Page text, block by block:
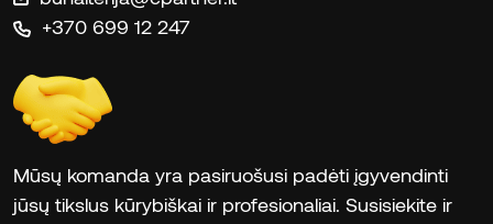
+370 699 12 247
Mūsų komanda yra pasiruošusi padėti įgyvendinti
jūsų tikslus kūrybiškai ir profesionaliai. Susisiekite ir